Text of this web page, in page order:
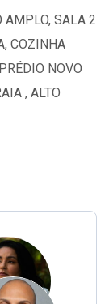
AMPLO, SALA 2
COZINHA
NOVO
, ALTO